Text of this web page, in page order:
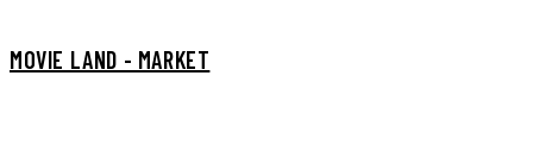
MOVIE LAND - MARKET